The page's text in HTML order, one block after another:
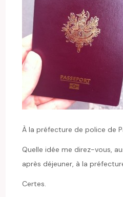
À la préfecture de police de
Quelle idée me direz-vous,
après déjeuner, à la
Certes.